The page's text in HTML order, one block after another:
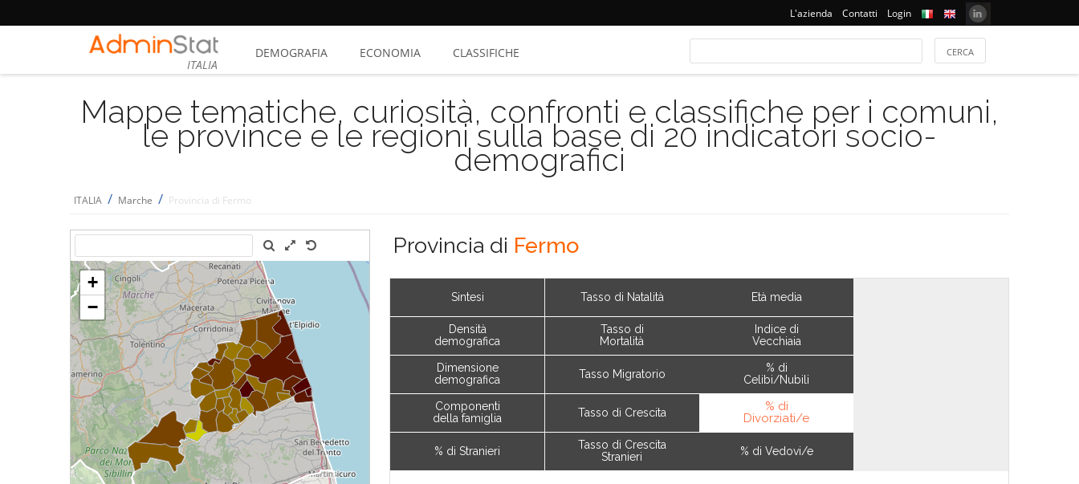
L'azienda Contatti Login
ITALIA
DEMOGRAFIA ECONOMIA CLASSIFICHE
Mappe tematiche, curiosità, confronti e classifiche per i comuni,
le province e le regioni sulla base di 20 indicatori socio-
demografici
ITALIA / Marche / Provincia di Fermo
Provincia di Fermo
Sintesi
Densità
demografica
Dimensione
demografica
Componenti
della famiglia
% di Stranieri
Tasso di Natalità
Tasso di
Mortalità
Tasso Migratorio
Tasso di Crescita
Tasso di Crescita
Stranieri
Età media
Indice di
Vecchiaia
% di
Celibi/Nubili
% di
Divorziati/e
% di Vedovi/e